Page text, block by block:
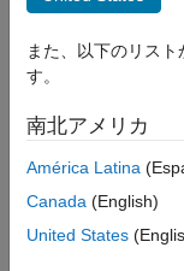
Polyspace
Published: 27 Aug
Feedback
また、以下のリス
す。
南北アメリカ
América Latina
Canada (English)
United States